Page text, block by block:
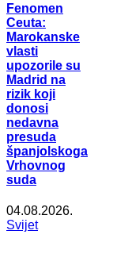
Fenomen
Ceuta:
Marokanske
vlasti
upozorile su
Madrid na
rizik koji
donosi
nedavna
presuda
španjolskoga
Vrhovnog
suda
04.08.2026.
Svijet